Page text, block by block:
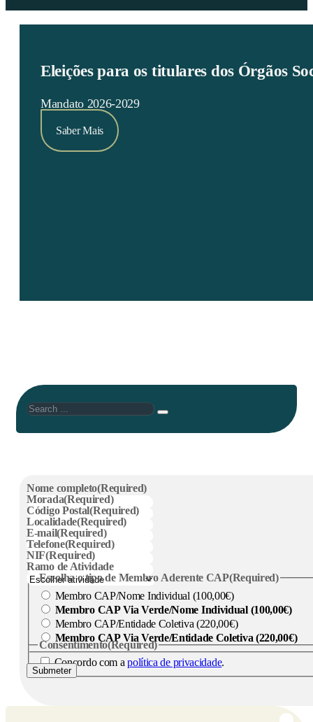
Eleições para os titulares dos Órgãos
Mandato 2026-2029
Saber Mais
Search
Nome completo(Required)
Morada(Required)
Código Postal(Required)
Localidade(Required)
E-mail(Required)
Telefone(Required)
NIF(Required)
Ramo de Atividade
Escolha o tipo de Membro Aderente CAP(Required)
Membro CAP/Nome Individual (100,00€)
Membro CAP Via Verde/Nome Individual (100,00€)
Membro CAP/Entidade Coletiva (220,00€)
Membro CAP Via Verde/Entidade Coletiva (220,00€)
Consentimento(Required)
Concordo com apolítica de privacidade.
Submeter